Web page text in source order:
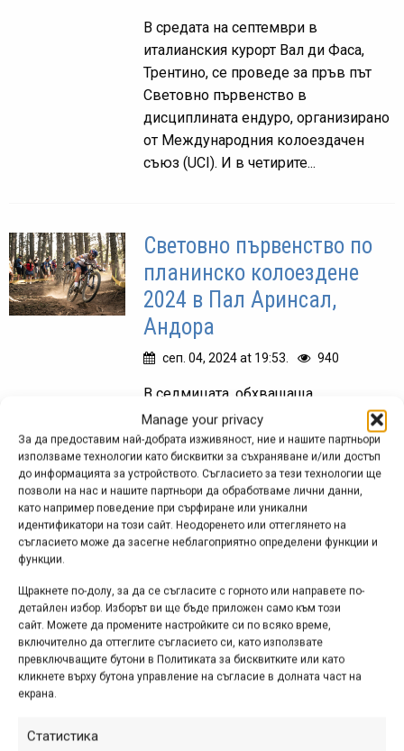
Manage your privacy
За да предоставим най-добрата изживяност, ние и нашите партньори
използваме технологии като бисквитки за съхраняване и/или достъп
до информацията за устройството. Съгласието за тези технологии ще
позволи на нас и нашите партньори да обработваме лични данни,
като например поведение при сърфиране или уникални
идентификатори на този сайт. Неодоренето или оттеглянето на
съгласието може да засегне неблагоприятно определени функции и
функции.
Щракнете по-долу, за да се съгласите с горното или направете по-
детайлен избор. Изборът ви ще бъде приложен само към този
сайт. Можете да промените настройките си по всяко време,
включително да оттеглите съгласието си, като използвате
превключващите бутони в Политиката за бисквитките или като
кликнете върху бутона управление на съгласие в долната част на
екрана.
Статистика
В средата на септември в
италианския курорт Вал ди Фаса,
Трентино, се проведе за пръв път
Световно първенство в
дисциплината ендуро, организирано
от Международния колоездачен
съюз (UCI). И в четирите...
Световно първенство по
планинско колоездене
2024 в Пал Аринсал,
Андора
сеп. 04, 2024 at 19:53. 940
В седмицата, обхващаща
последните дни на август и първия
ден на септември, в Пал Аринсал,
Андора се проведе Световното
първенство по планинско
колоездене, включващо състезания
във всички основни дисциплини от...
Видео от Световното МТБ
първенство на сняг за
2024 г.